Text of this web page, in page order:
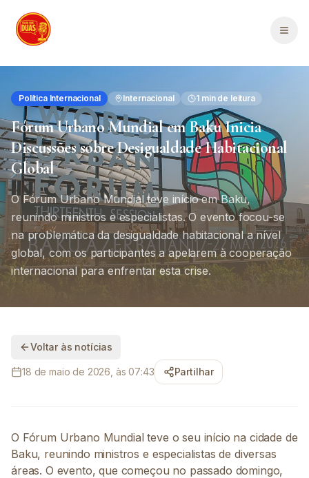
Política Internacional Internacional 1 min de leitura
Fórum Urbano Mundial em Baku Inicia
Discussões sobre Desigualdade Habitacional
Global
O Fórum Urbano Mundial teve início em Baku,
reunindo ministros e especialistas. O evento focou-se
na problemática da desigualdade habitacional a nível
global, com os participantes a apelarem à cooperação
internacional para enfrentar esta crise.
Voltar às notícias
18 de maio de 2026, às 07:43 Partilhar
O Fórum Urbano Mundial teve o seu início na cidade de
Baku, reunindo ministros e especialistas de diversas
áreas. O evento, que começou no passado domingo,